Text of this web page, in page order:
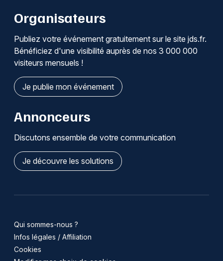
Organisateurs
Publiez votre événement gratuitement sur le site jds.fr.
Bénéficiez d'une visibilité auprès de nos 3 000 000
visiteurs mensuels !
Je publie mon événement
Annonceurs
Discutons ensemble de votre communication
Je découvre les solutions
Qui sommes-nous ?
Infos légales / Affiliation
Cookies